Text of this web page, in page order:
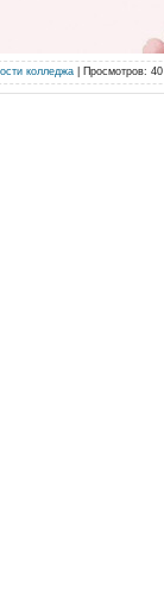
колледжа Просмотров: